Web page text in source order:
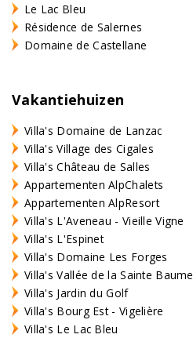
Le Lac Bleu
Résidence de Salernes
Domaine de Castellane
Vakantiehuizen
Villa's Domaine de Lanzac
Villa's Village des Cigales
Villa's Château de Salles
Appartementen AlpChalets
Appartementen AlpResort
Villa's L'Aveneau - Vieille Vigne
Villa's L'Espinet
Villa's Domaine Les Forges
Villa's Vallée de la Sainte Baume
Villa's Jardin du Golf
Villa's Bourg Est - Vigelière
Villa's Le Lac Bleu